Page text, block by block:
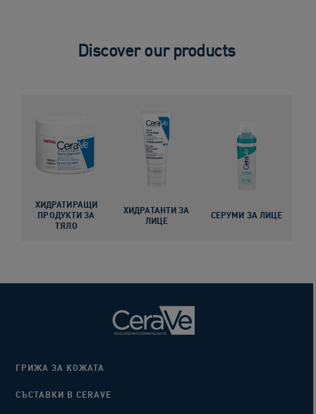
Discover our products
ХИДРАТИРАЩИ
ПРОДУКТИ ЗА
ТЯЛО
ХИДРАТАНТИ ЗА
ЛИЦЕ
СЕРУМИ ЗА ЛИЦЕ
ГРИЖА ЗА КОЖАТА
СЪСТАВКИ В CERAVE